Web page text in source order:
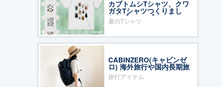
カブトムシTシャツ、クワ
ガタTシャツつくりまし
た〜【mussii】
夏のTシャツ
CABINZERO(キャビンゼ
ロ) 海外旅行や国内長期旅
行のバックパック買って
みた！
旅行アイテム